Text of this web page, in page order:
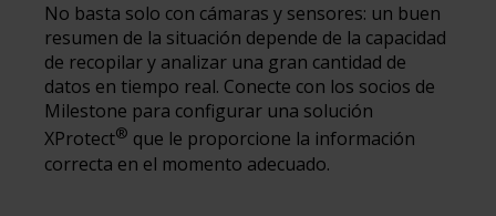
No basta solo con cámaras y sensores: un buen
resumen de la situación depende de la capacidad
de recopilar y analizar una gran cantidad de
datos en tiempo real. Conecte con los socios de
Milestone para configurar una solución
XProtect® que le proporcione la información
correcta en el momento adecuado.